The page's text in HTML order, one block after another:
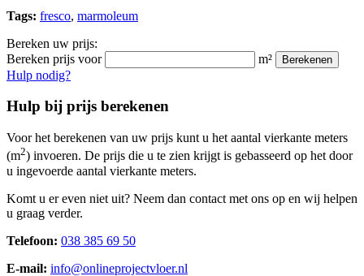
Tags: fresco, marmoleum
Bereken uw prijs:
Bereken prijs voor
m² Berekenen
Hulp nodig?
Hulp bij prijs berekenen
Voor het berekenen van uw prijs kunt u het aantal vierkante meters
(m2) invoeren. De prijs die u te zien krijgt is gebasseerd op het door
u ingevoerde aantal vierkante meters.
Komt u er even niet uit? Neem dan contact met ons op en wij helpen
u graag verder.
Telefoon: 038 385 69 50
E-mail: info@onlineprojectvloer.nl